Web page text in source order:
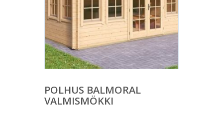
POLHUS BALMORAL
VALMISMÖKKI